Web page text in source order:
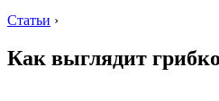
Статьи ›
Как выглядит